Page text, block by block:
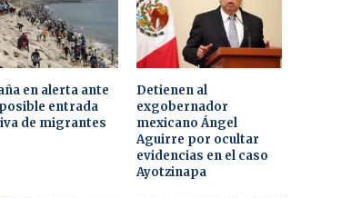
en alerta ante
entrada
de migrantes
Detienen al
exgobernador
mexicano Ángel
Aguirre por ocultar
evidencias en el caso
Ayotzinapa